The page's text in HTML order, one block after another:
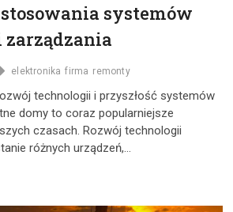
systemów
elektronika firma remonty
technologii i przyszłość systemów
domy to coraz popularniejsze
czasach. Rozwój technologii
różnych urządzeń,…